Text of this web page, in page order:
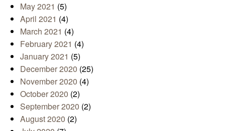
May 2021 (5)
April 2021 (4)
March 2021 (4)
February 2021 (4)
January 2021 (5)
December 2020 (25)
November 2020 (4)
October 2020 (2)
September 2020 (2)
August 2020 (2)